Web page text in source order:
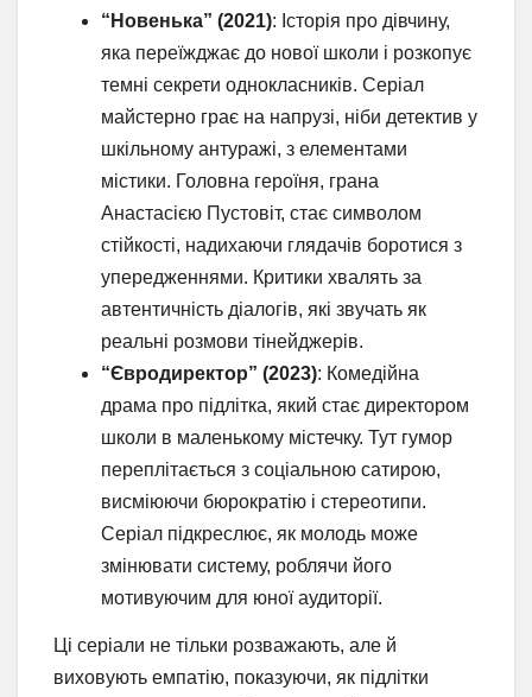
“Новенька” (2021): Історія про дівчину,
яка переїжджає до нової школи і розкопує
темні секрети однокласників. Серіал
майстерно грає на напрузі, ніби детектив у
шкільному антуражі, з елементами
містики. Головна героїня, грана
Анастасією Пустовіт, стає символом
стійкості, надихаючи глядачів боротися з
упередженнями. Критики хвалять за
автентичність діалогів, які звучать як
реальні розмови тінейджерів.
“Євродиректор” (2023): Комедійна
драма про підлітка, який стає директором
школи в маленькому містечку. Тут гумор
переплітається з соціальною сатирою,
висміюючи бюрократію і стереотипи.
Серіал підкреслює, як молодь може
змінювати систему, роблячи його
мотивуючим для юної аудиторії.
Ці серіали не тільки розважають, але й
виховують емпатію, показуючи, як підлітки